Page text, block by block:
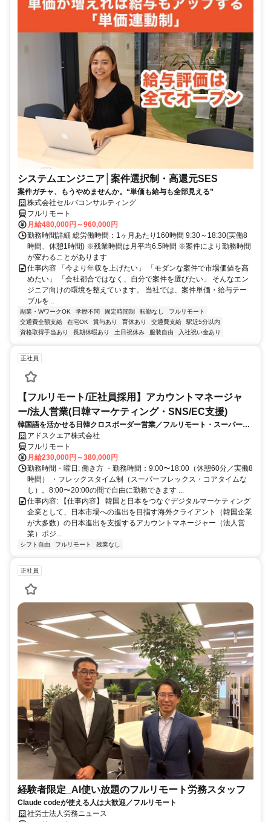
システムエンジニア│案件選択制・高還元SES
案件ガチャ、もうやめませんか。“単価も給与も全部見える”
株式会社セルバコンサルティング
フルリモート
月給480,000円～960,000円
勤務時間詳細 総労働時間：1ヶ月あたり160時間 9:30～18:30(実働8
時間、休憩1時間) ※残業時間は月平均6.5時間 ※案件により勤務時間
が変わることがあります
仕事内容 「今より年収を上げたい」 「モダンな案件で市場価値を高
めたい」 「会社都合ではなく、自分で案件を選びたい」 そんなエン
ジニア向けの環境を整えています。 当社では、案件単価・給与テー
ブルを...
副業・WワークOK 学歴不問 固定時間制 転勤なし
フルリモート
交通費全額支給
在宅OK 賞与あり 育休あり 交通費支給
駅近5分以内
資格取得手当あり
長期休暇あり 土日祝休み 服装自由 入社祝い金あり
正社員
【フルリモート/正社員採用】アカウントマネージャ
ー/法人営業(日韓マーケティング・SNS/EC支援)
韓国語を活かせる日韓クロスボーダー営業／フルリモート・スーパーフ
レックス
アドスクエア株式会社
フルリモート
月給230,000円～380,000円
勤務時間・曜日: 働き方 ・勤務時間：9:00〜18:00（休憩60分／実働8
時間） ・フレックスタイム制（スーパーフレックス・コアタイムな
し）。8:00〜20:00の間で自由に勤務できます ...
仕事内容: 【仕事内容】 韓国と日本をつなぐデジタルマーケティング
企業として、日本市場への進出を目指す海外クライアント（韓国企業
が大多数）の日本進出を支援するアカウントマネージャー（法人営
業）ポジ...
シフト自由 フルリモート 残業なし
正社員
経験者限定_AI使い放題のフルリモート労務スタッフ
Claude codeが使える人は大歓迎／フルリモート
社労士法人労務ニュース